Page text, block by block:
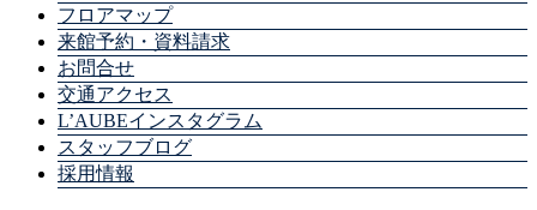
フロアマップ
来館予約・資料請求
お問合せ
交通アクセス
L’AUBEインスタグラム
スタッフブログ
採用情報